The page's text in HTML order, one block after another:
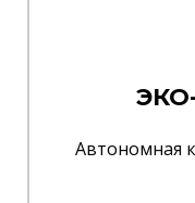
Автономная